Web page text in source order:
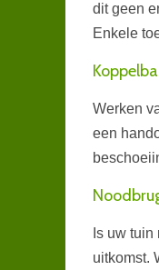
dit geen
Enkele
Werken
een
Is uw
uitkomst.